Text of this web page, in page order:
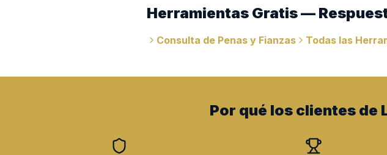
Herramientas Gratis —
Consulta de Penas y Fianzas Todas las
Por qué los clientes de